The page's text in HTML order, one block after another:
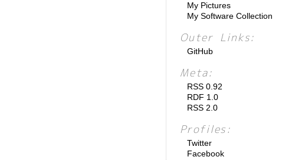
My Pictures
My Software Collection
Outer Links:
GitHub
Meta:
RSS 0.92
RDF 1.0
RSS 2.0
Profiles:
Twitter
Facebook